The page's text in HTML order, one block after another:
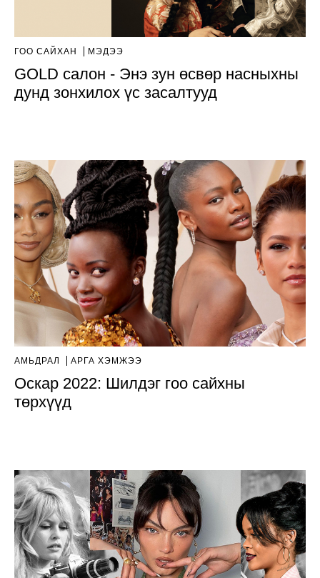
ГОО САЙХАН МЭДЭЭ
GOLD салон - Энэ зун өсвөр насныхны
дунд зонхилох үс засалтууд
АМЬДРАЛ АРГА ХЭМЖЭЭ
Оскар 2022: Шилдэг гоо сайхны
төрхүүд